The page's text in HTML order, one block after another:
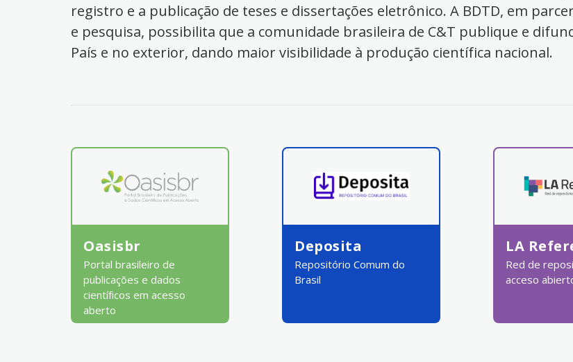
registro e a publicação de teses e dissertações eletrônico. A BDTD, em
e pesquisa, possibilita que a comunidade brasileira de C&T publique e
País e no exterior, dando maior visibilidade à produção científica nacional.
Oasisbr
Portal brasileiro de
publicações e dados
científicos em acesso
aberto
Deposita
Repositório Comum do
Brasil
LA
Red de
acceso